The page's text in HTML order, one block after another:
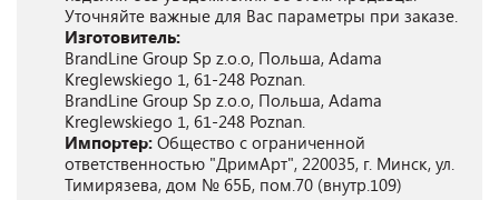
Уточняйте важные для Вас параметры при заказе.
Изготовитель:
BrandLine Group Sp z.o.o, Польша, Adama
Kreglewskiego 1, 61-248 Poznan.
BrandLine Group Sp z.o.o, Польша, Adama
Kreglewskiego 1, 61-248 Poznan.
Импортер: Общество с ограниченной
ответственностью "ДримАрт", 220035, г. Минск, ул.
Тимирязева, дом № 65Б, пом.70 (внутр.109)